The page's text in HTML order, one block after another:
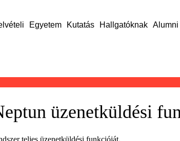
Egyetem Kutatás Hallgatóknak Alumni
üzenetküldési
teljes üzenetküldési funkcióját.